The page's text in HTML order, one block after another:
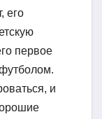
его
первое
и